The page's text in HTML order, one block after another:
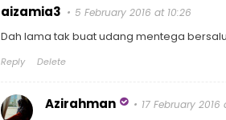
aizamia3 5 February 2016 at 10:26
Dah lama tak buat udang mentega
Reply Delete
Azirahman 17 February 2016